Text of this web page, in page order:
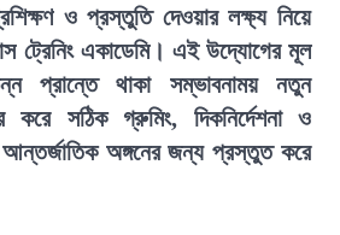
ও প্রস্তুতি দেওয়ার লক্ষ্য নিয়ে
ট্রেনিং একাডেমি। এই উদ্যোগের মূল
প্রান্তে থাকা সম্ভাবনাময় নতুন
করে সঠিক গ্রুমিং, দিকনির্দেশনা ও
আন্তর্জাতিক অঙ্গনের জন্য প্রস্তুত করে